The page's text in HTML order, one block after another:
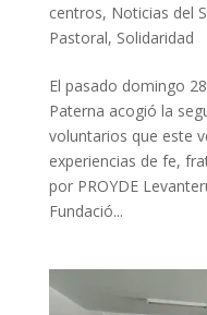
centros, Noticias del
Pastoral, Solidaridad
El pasado domingo
Paterna acogió la
voluntarios que este
experiencias de fe,
por PROYDE
Fundació...